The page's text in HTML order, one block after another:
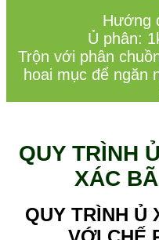
Hướng
Ủ phân:
Trộn với phân chuồ
hoai mục để ngăn
QUY TRÌNH
XÁC
QUY TRÌNH Ủ